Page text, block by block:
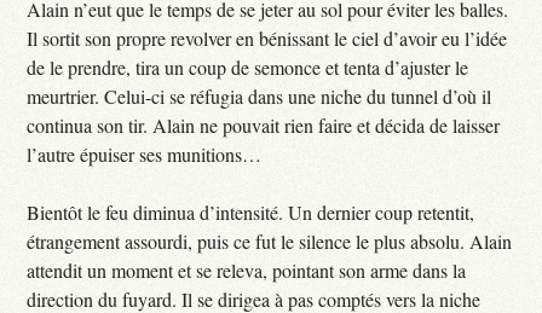
Alain n’eut que le temps de se jeter au sol pour éviter les balles.
Il sortit son propre revolver en bénissant le ciel d’avoir eu l’idée
de le prendre, tira un coup de semonce et tenta d’ajuster le
meurtrier. Celui-ci se réfugia dans une niche du tunnel d’où il
continua son tir. Alain ne pouvait rien faire et décida de laisser
l’autre épuiser ses munitions…
Bientôt le feu diminua d’intensité. Un dernier coup retentit,
étrangement assourdi, puis ce fut le silence le plus absolu. Alain
attendit un moment et se releva, pointant son arme dans la
direction du fuyard. Il se dirigea à pas comptés vers la niche